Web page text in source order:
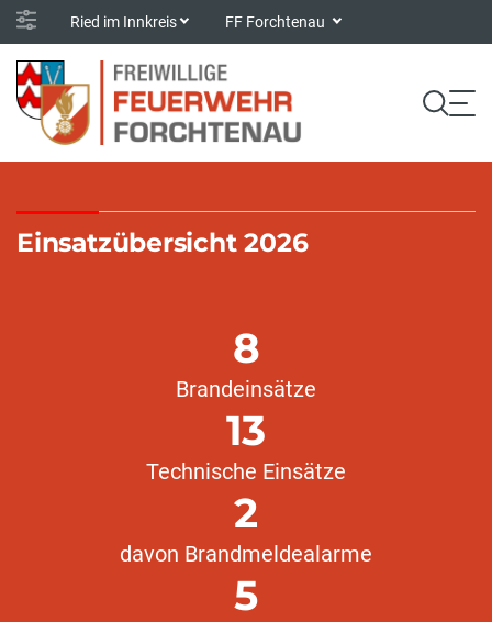
Ried im Innkreis FF Forchtenau
Einsatzübersicht 2026
8
Brandeinsätze
13
Technische Einsätze
2
davon Brandmeldealarme
5